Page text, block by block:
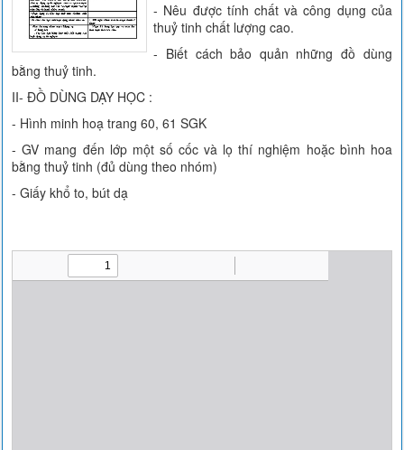
- Nêu được tính chất và công dụng của
thuỷ tinh chất lượng cao.
- Biết cách bảo quản những đồ dùng
bằng thuỷ tinh.
II- ĐỒ DÙNG DẠY HỌC :
- Hình minh hoạ trang 60, 61 SGK
- GV mang đến lớp một số cốc và lọ thí nghiệm hoặc bình hoa
bằng thuỷ tinh (đủ dùng theo nhóm)
- Giấy khổ to, bút dạ